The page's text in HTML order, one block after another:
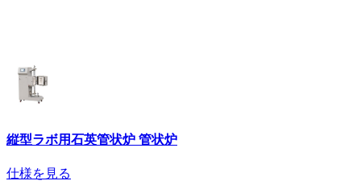
縦型ラボ用石英管状炉 管状炉
仕様を見る